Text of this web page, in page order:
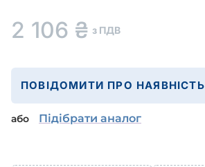
2 106 ₴ з ПДВ
ПОВІДОМИТИ ПРО НАЯВНІСТЬ
або Підібрати аналог